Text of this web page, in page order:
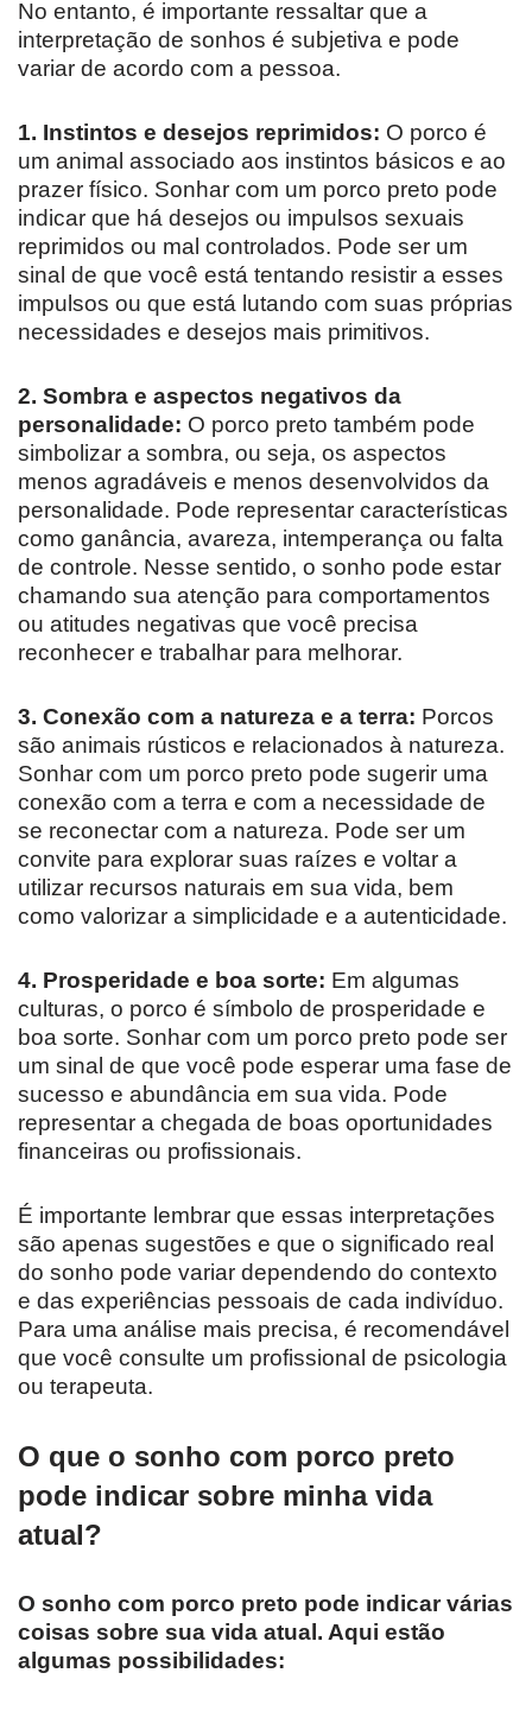
No entanto, é importante ressaltar que a
interpretação de sonhos é subjetiva e pode
variar de acordo com a pessoa.
1. Instintos e desejos reprimidos: O porco é
um animal associado aos instintos básicos e ao
prazer físico. Sonhar com um porco preto pode
indicar que há desejos ou impulsos sexuais
reprimidos ou mal controlados. Pode ser um
sinal de que você está tentando resistir a esses
impulsos ou que está lutando com suas próprias
necessidades e desejos mais primitivos.
2. Sombra e aspectos negativos da
personalidade: O porco preto também pode
simbolizar a sombra, ou seja, os aspectos
menos agradáveis e menos desenvolvidos da
personalidade. Pode representar características
como ganância, avareza, intemperança ou falta
de controle. Nesse sentido, o sonho pode estar
chamando sua atenção para comportamentos
ou atitudes negativas que você precisa
reconhecer e trabalhar para melhorar.
3. Conexão com a natureza e a terra: Porcos
são animais rústicos e relacionados à natureza.
Sonhar com um porco preto pode sugerir uma
conexão com a terra e com a necessidade de
se reconectar com a natureza. Pode ser um
convite para explorar suas raízes e voltar a
utilizar recursos naturais em sua vida, bem
como valorizar a simplicidade e a autenticidade.
4. Prosperidade e boa sorte: Em algumas
culturas, o porco é símbolo de prosperidade e
boa sorte. Sonhar com um porco preto pode ser
um sinal de que você pode esperar uma fase de
sucesso e abundância em sua vida. Pode
representar a chegada de boas oportunidades
financeiras ou profissionais.
É importante lembrar que essas interpretações
são apenas sugestões e que o significado real
do sonho pode variar dependendo do contexto
e das experiências pessoais de cada indivíduo.
Para uma análise mais precisa, é recomendável
que você consulte um profissional de psicologia
ou terapeuta.
O que o sonho com porco preto
pode indicar sobre minha vida
atual?
O sonho com porco preto pode indicar várias
coisas sobre sua vida atual. Aqui estão
algumas possibilidades: